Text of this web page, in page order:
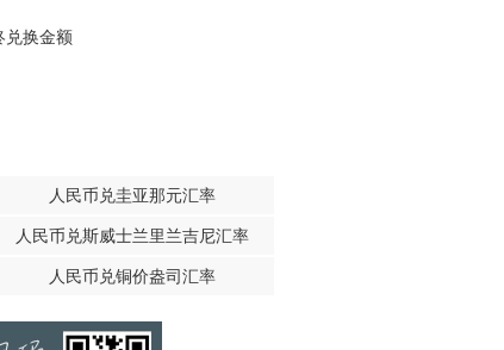
兑换金额
人民币兑圭亚那元汇率
人民币兑斯威士兰里兰吉尼汇率
人民币兑铜价盎司汇率